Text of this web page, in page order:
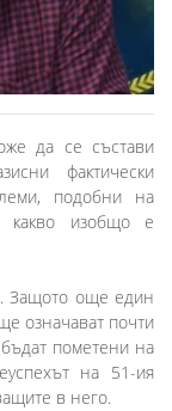
да се състави
фактически
подобни на
какво изобщо е
Защото още един
означават почти
пометени на
на 51-ия
в него.